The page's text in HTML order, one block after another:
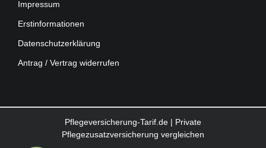
Impressum
Erstinformationen
Datenschutzerklärung
Antrag / Vertrag widerrufen
Pflegeversicherung-Tarif.de | Private
Pflegezusatzversicherung vergleichen